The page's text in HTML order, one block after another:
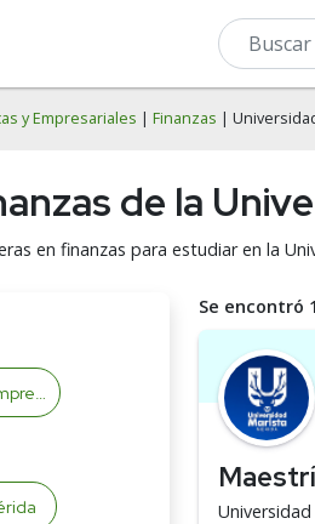
y Empresariales | Finanzas |
de la
en finanzas para estudiar en la
Se encontró